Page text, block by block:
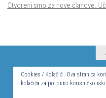
Otvoreni smo za nove članove.
© Hrvatsko
Cookies / Kolačići. Ova stranica
kolačića za potpuno korisničko